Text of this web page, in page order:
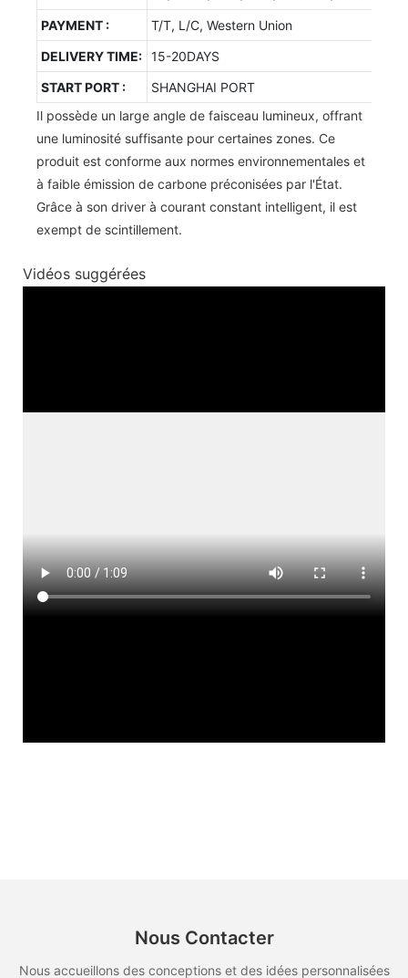
PAYMENT :
T/T, L/C, Western Union
DELIVERY TIME: 15-20DAYS
START PORT :
SHANGHAI PORT
Il possède un large angle de faisceau lumineux, offrant
une luminosité suffisante pour certaines zones. Ce
produit est conforme aux normes environnementales et
à faible émission de carbone préconisées par l'État.
Grâce à son driver à courant constant intelligent, il est
exempt de scintillement.
Vidéos suggérées
Nous Contacter
Nous accueillons des conceptions et des idées personnalisées